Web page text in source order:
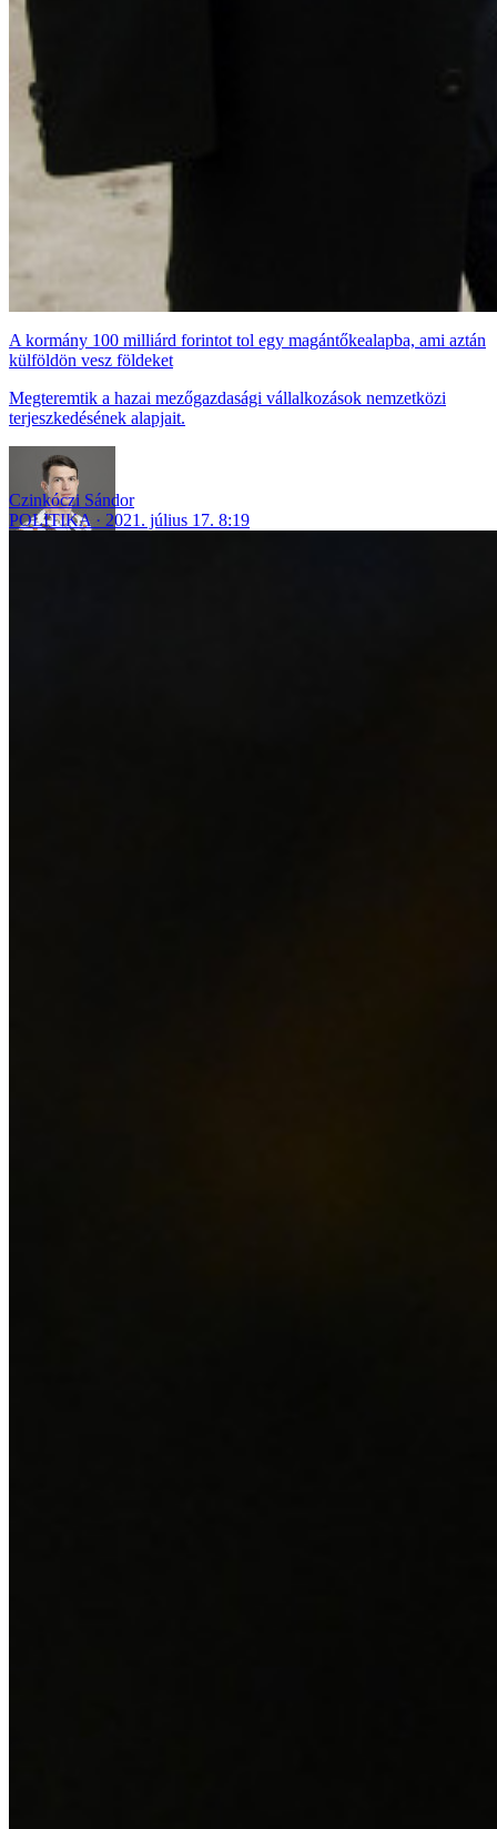
A kormány 100 milliárd forintot tol egy magántőkealapba, ami aztán
külföldön vesz földeket
Megteremtik a hazai mezőgazdasági vállalkozások nemzetközi
terjeszkedésének alapjait.
Czinkóczi Sándor
POLITIKA
2021. július 17. 8:19